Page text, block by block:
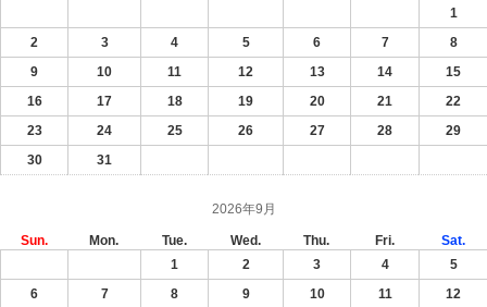
1
2
3 4 5 6 7
8
9
10 11 12 13 14
15
16
17 18 19 20 21
22
23
24 25 26 27 28
29
30
31
2026年9月
Sun. Mon. Tue. Wed. Thu. Fri.
Sat.
1
2 3 4
5
6
7 8 9 10 11
12